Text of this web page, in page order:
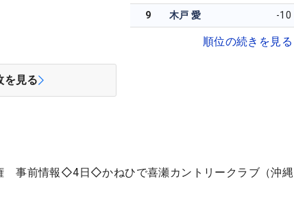
を見る
9 木戸 愛 -10
順位の続きを見る
事前情報◇4日◇かねひで喜瀬カントリークラブ（沖縄